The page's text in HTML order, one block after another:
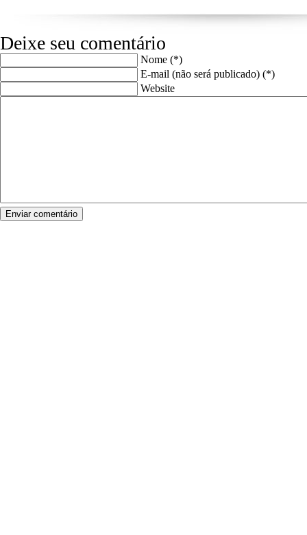
Deixe seu comentário
Nome (*)
E-mail (não será publicado) (*)
Website